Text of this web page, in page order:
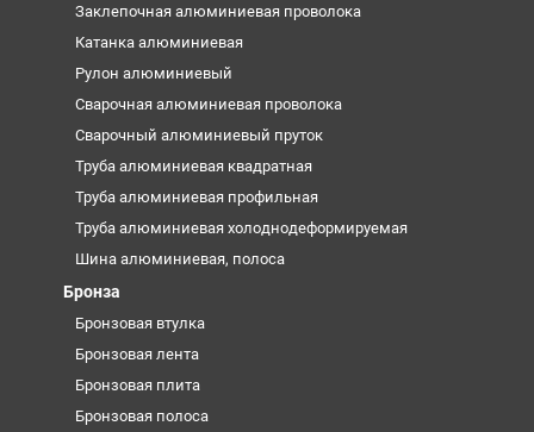
Заклепочная алюминиевая проволока
Катанка алюминиевая
Рулон алюминиевый
Сварочная алюминиевая проволока
Сварочный алюминиевый пруток
Труба алюминиевая квадратная
Труба алюминиевая профильная
Труба алюминиевая холоднодеформируемая
Шина алюминиевая, полоса
Бронза
Бронзовая втулка
Бронзовая лента
Бронзовая плита
Бронзовая полоса